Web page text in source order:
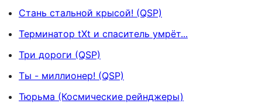
Стань стальной крысой! (QSP)
Терминатор tXt и спаситель умрёт...
Три дороги (QSP)
Ты - миллионер! (QSP)
Тюрьма (Космические рейнджеры)